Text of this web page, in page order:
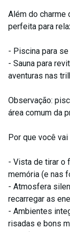
Além do charme
perfeita para
- Piscina para
- Sauna para
aventuras nas
Observação:
área comum da
Por que você
- Vista de tirar o
memória (e nas
- Atmosfera
recarregar as
- Ambientes
risadas e bons